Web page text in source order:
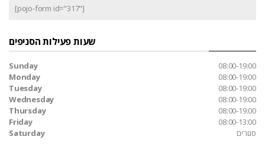
[pojo-form id="317"]
שעות פעילות הסניפים
Sunday
08:00-19:00
Monday
08:00-19:00
Tuesday
08:00-19:00
Wednesday
08:00-19:00
Thursday
08:00-19:00
Friday
08:00-13:00
Saturday
סגורים